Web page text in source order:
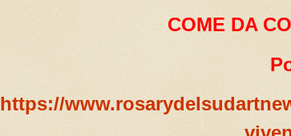
COME DA
https://